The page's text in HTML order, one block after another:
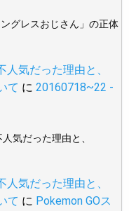
グレスおじさん」の正体
気だった理由と、
て に 20160718~22 -
気だった理由と、
気だった理由と、
て に Pokemon GOス